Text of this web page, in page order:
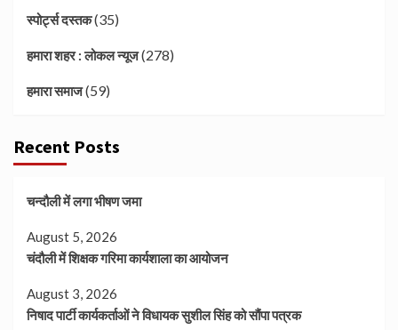
स्पोर्ट्स दस्तक(35)
हमारा शहर : लोकल न्यूज(278)
हमारा समाज(59)
Recent Posts
चन्दौली में लगा भीषण जमा
August 5, 2026
चंदौली में शिक्षक गरिमा कार्यशाला का आयोजन
August 3, 2026
निषाद पार्टी कार्यकर्ताओं ने विधायक सुशील सिंह को सौंपा पत्रक